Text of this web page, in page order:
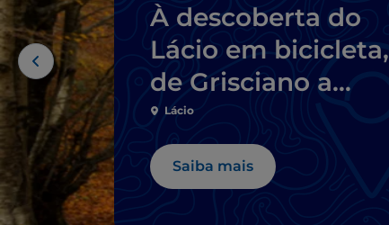
À descoberta do
Lácio em bicicleta,
de Grisciano a
Filettino
Lácio
Saiba mais